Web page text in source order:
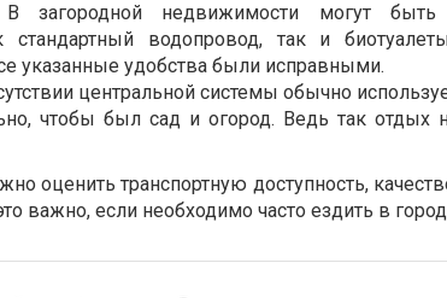
загородной недвижимости могут
стандартный водопровод, так и
указанные удобства были исправными.
центральной системы обычно
чтобы был сад и огород. Ведь так отдых
оценить транспортную доступность,
важно, если необходимо часто ездить в